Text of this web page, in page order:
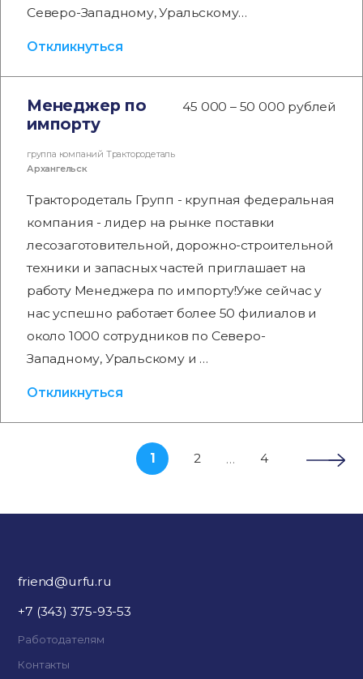
Северо-Западному, Уральскому…
Откликнуться
Менеджер по
импорту
45 000 – 50 000 рублей
группа компаний Трактородеталь
Архангельск
Трактородеталь Групп - крупная федеральная
компания - лидер на рынке поставки
лесозаготовительной, дорожно-строительной
техники и запасных частей приглашает на
работу Менеджера по импорту!Уже сейчас у
нас успешно работает более 50 филиалов и
около 1000 сотрудников по Северо-
Западному, Уральскому и …
Откликнуться
1 2 … 4
friend@urfu.ru
+7 (343) 375-93-53
Работодателям
Контакты